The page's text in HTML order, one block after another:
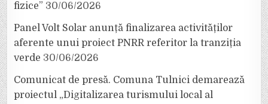
fizice” 30/06/2026
Panel Volt Solar anunță finalizarea activităților
aferente unui proiect PNRR referitor la tranziția
verde 30/06/2026
Comunicat de presă. Comuna Tulnici demarează
proiectul „Digitalizarea turismului local al